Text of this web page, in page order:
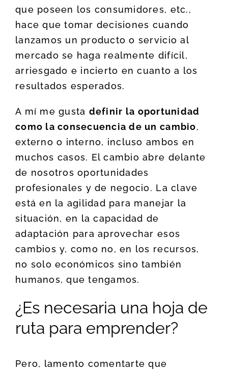
que poseen los consumidores, etc.,
hace que tomar decisiones cuando
lanzamos un producto o servicio al
mercado se haga realmente difícil,
arriesgado e incierto en cuanto a los
resultados esperados.
A mí me gusta definir la oportunidad
como la consecuencia de un cambio,
externo o interno, incluso ambos en
muchos casos. El cambio abre delante
de nosotros oportunidades
profesionales y de negocio. La clave
está en la agilidad para manejar la
situación, en la capacidad de
adaptación para aprovechar esos
cambios y, como no, en los recursos,
no solo económicos sino también
humanos, que tengamos.
¿Es necesaria una hoja de
ruta para emprender?
Pero, lamento comentarte que